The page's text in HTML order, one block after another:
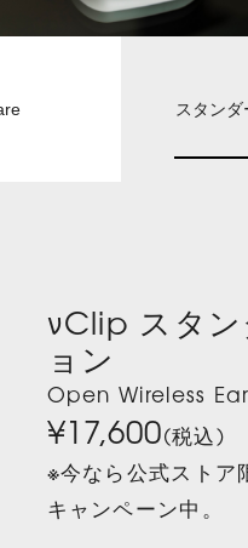
スタンダ
νClip スタ
ョン
Open Wireless
¥17,600(税込)
※今なら公式ストア
キャンペーン中。